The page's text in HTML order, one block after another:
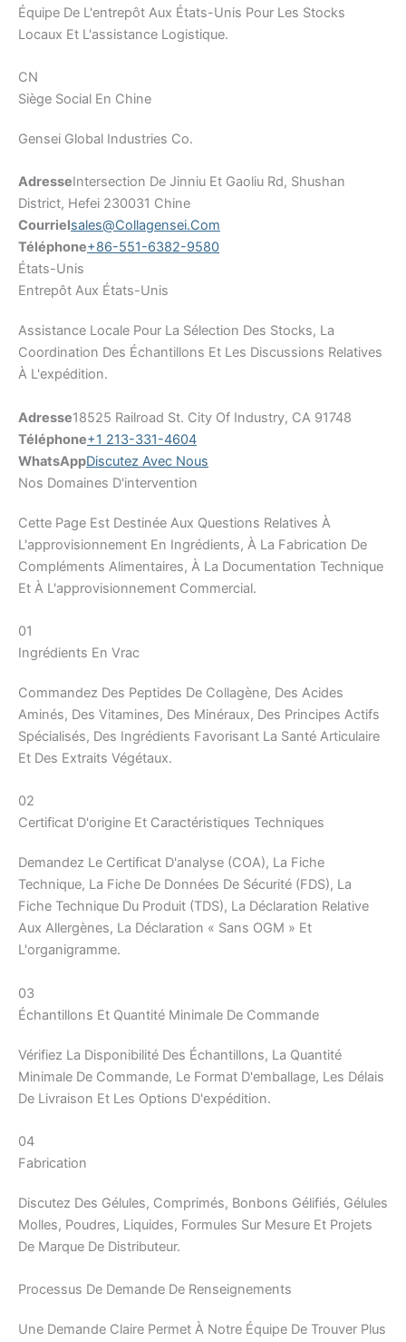
Équipe De L'entrepôt Aux États-Unis Pour Les Stocks
Locaux Et L'assistance Logistique.
CN
Siège Social En Chine
Gensei Global Industries Co.
AdresseIntersection De Jinniu Et Gaoliu Rd, Shushan
District, Hefei 230031 Chine
CourrielSales@collagensei.com
Téléphone+86-551-6382-9580
États-Unis
Entrepôt Aux États-Unis
Assistance Locale Pour La Sélection Des Stocks, La
Coordination Des Échantillons Et Les Discussions Relatives
À L'expédition.
Adresse18525 Railroad St. City Of Industry, CA 91748
Téléphone+1 213-331-4604
WhatsAppDiscutez Avec Nous
Nos Domaines D'intervention
Cette Page Est Destinée Aux Questions Relatives À
L'approvisionnement En Ingrédients, À La Fabrication De
Compléments Alimentaires, À La Documentation Technique
Et À L'approvisionnement Commercial.
01
Ingrédients En Vrac
Commandez Des Peptides De Collagène, Des Acides
Aminés, Des Vitamines, Des Minéraux, Des Principes Actifs
Spécialisés, Des Ingrédients Favorisant La Santé Articulaire
Et Des Extraits Végétaux.
02
Certificat D'origine Et Caractéristiques Techniques
Demandez Le Certificat D'analyse (COA), La Fiche
Technique, La Fiche De Données De Sécurité (FDS), La
Fiche Technique Du Produit (TDS), La Déclaration Relative
Aux Allergènes, La Déclaration « Sans OGM » Et
L'organigramme.
03
Échantillons Et Quantité Minimale De Commande
Vérifiez La Disponibilité Des Échantillons, La Quantité
Minimale De Commande, Le Format D'emballage, Les Délais
De Livraison Et Les Options D'expédition.
04
Fabrication
Discutez Des Gélules, Comprimés, Bonbons Gélifiés, Gélules
Molles, Poudres, Liquides, Formules Sur Mesure Et Projets
De Marque De Distributeur.
Processus De Demande De Renseignements
Une Demande Claire Permet À Notre Équipe De Trouver Plus